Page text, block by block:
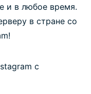
и в любое время.
в стране со
с